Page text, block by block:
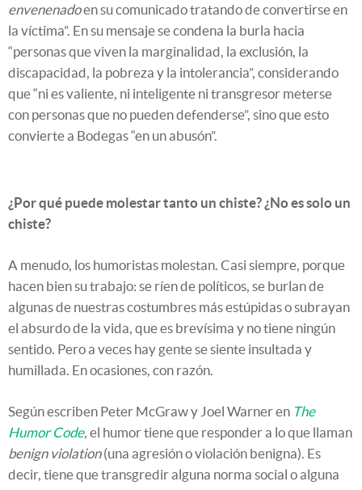
envenenadoen su comunicado tratando de convertirse en
la víctima”. En su mensaje se condena la burla hacia
“personas que viven la marginalidad, la exclusión, la
discapacidad, la pobreza y la intolerancia”, considerando
que “ni es valiente, ni inteligente ni transgresor meterse
con personas que no pueden defenderse”, sino que esto
convierte a Bodegas “en un abusón”.
¿Por qué puede molestar tanto un chiste? ¿No es solo un
chiste?
A menudo, los humoristas molestan. Casi siempre, porque
hacen bien su trabajo: se ríen de políticos, se burlan de
algunas de nuestras costumbres más estúpidas o subrayan
el absurdo de la vida, que es brevísima y no tiene ningún
sentido. Pero a veces hay gente se siente insultada y
humillada. En ocasiones, con razón.
Según escriben Peter McGraw y Joel Warner en The
Humor Code, el humor tiene que responder a lo que llaman
benign violation(una agresión o violación benigna). Es
decir, tiene que transgredir alguna norma social o alguna